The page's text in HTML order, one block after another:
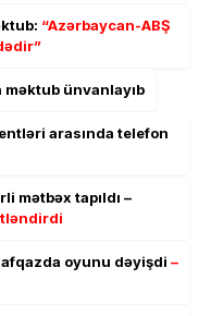
“Azərbaycan-ABŞ
ünvanlayıb
arasında telefon
mətbəx tapıldı –
oyunu dəyişdi –